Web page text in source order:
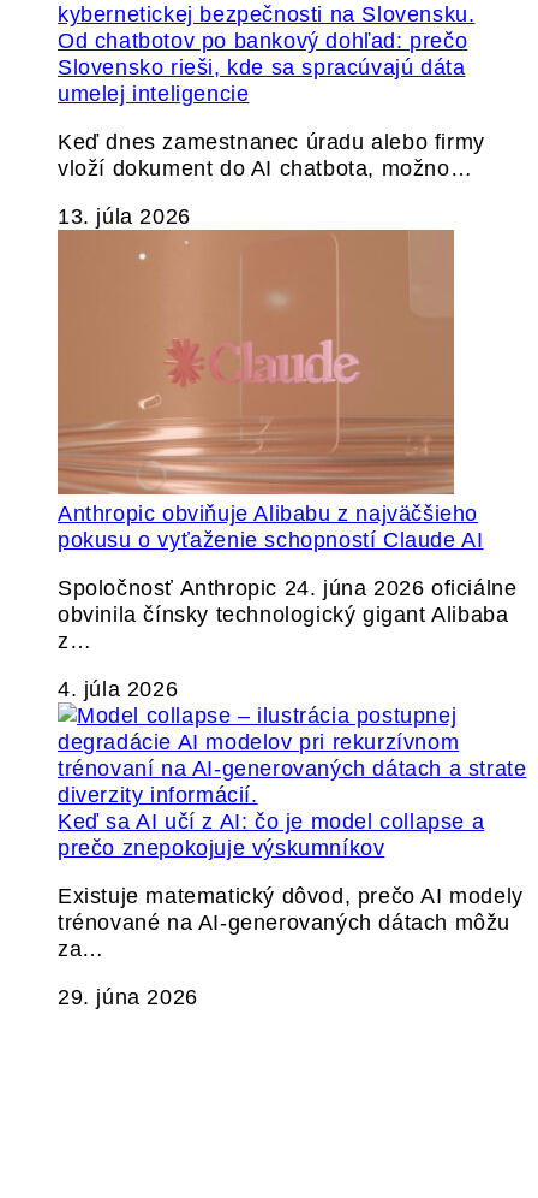
Od chatbotov po bankový dohľad: prečo
Slovensko rieši, kde sa spracúvajú dáta
umelej inteligencie
Keď dnes zamestnanec úradu alebo firmy
vloží dokument do AI chatbota, možno…
13. júla 2026
Anthropic obviňuje Alibabu z najväčšieho
pokusu o vyťaženie schopností Claude AI
Spoločnosť Anthropic 24. júna 2026 oficiálne
obvinila čínsky technologický gigant Alibaba
z…
4. júla 2026
Keď sa AI učí z AI: čo je model collapse a
prečo znepokojuje výskumníkov
Existuje matematický dôvod, prečo AI modely
trénované na AI-generovaných dátach môžu
za…
29. júna 2026